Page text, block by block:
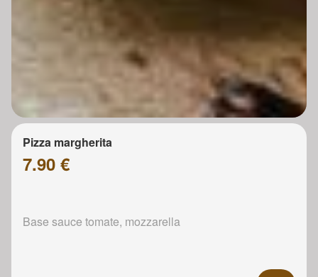
Pizza margherita
7.90 €
Base sauce tomate, mozzarella